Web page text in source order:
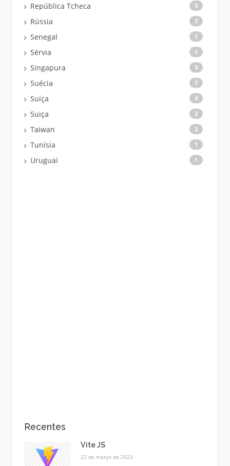
República Tcheca 3
Rússia 3
Senegal 1
Sérvia 1
Singapura 3
Suécia 7
Suíça 4
Suiça 2
Taiwan 2
Tunísia 1
Uruguai 1
Recentes
Vite JS
22 de março de 2023